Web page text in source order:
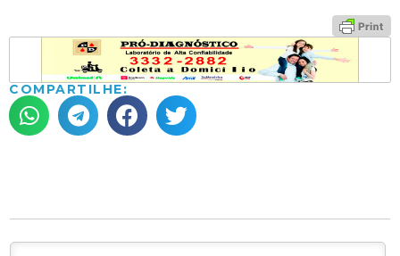
COMPARTILHE: